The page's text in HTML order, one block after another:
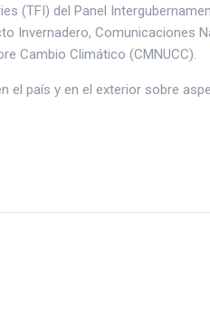
(TFI) del Panel
Invernadero, Comunicaciones
Cambio Climático (CMNUCC).
país y en el exterior sobre